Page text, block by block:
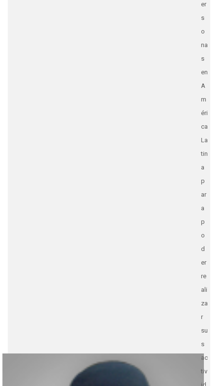
er
s
o
na
s
en
A
m
éri
ca
La
tin
a
p
ar
a
p
o
d
er
re
ali
za
r
su
s
ac
tiv